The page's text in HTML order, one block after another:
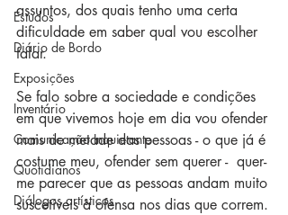
Estudos
Diário de Bordo
Exposições
Inventário
Comunicação Inquietante
Quotidianos
Diálogos artísticos
assuntos, dos quais tenho uma certa
dificuldade em saber qual vou escolher
falar.
Se falo sobre a sociedade e condições
em que vivemos hoje em dia vou ofender
mais de metade das pessoas - o que já é
costume meu, ofender sem querer -  quer-
me parecer que as pessoas andam muito
suscetíveis à ofensa nos dias que correm.